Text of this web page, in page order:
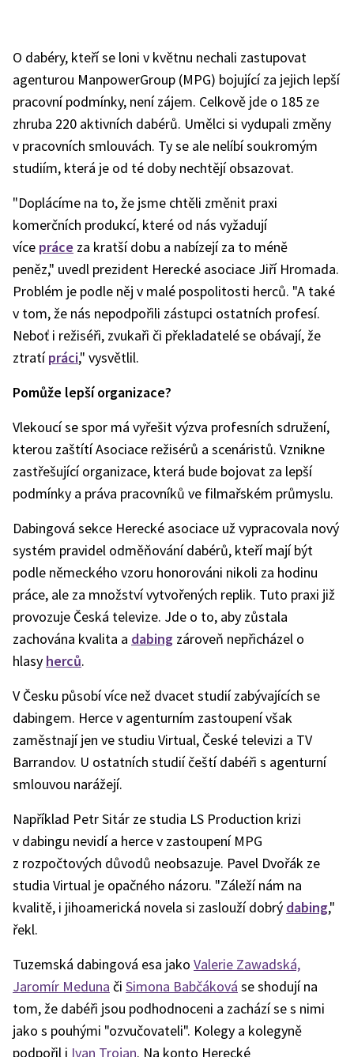
O dabéry, kteří se loni v květnu nechali zastupovat
agenturou ManpowerGroup (MPG) bojující za jejich lepší
pracovní podmínky, není zájem. Celkově jde o 185 ze
zhruba 220 aktivních dabérů. Umělci si vydupali změny
v pracovních smlouvách. Ty se ale nelíbí soukromým
studiím, která je od té doby nechtějí obsazovat.
"Doplácíme na to, že jsme chtěli změnit praxi
komerčních produkcí, které od nás vyžadují
více práce za kratší dobu a nabízejí za to méně
peněz," uvedl prezident Herecké asociace Jiří Hromada.
Problém je podle něj v malé pospolitosti herců. "A také
v tom, že nás nepodpořili zástupci ostatních profesí.
Neboť i režiséři, zvukaři či překladatelé se obávají, že
ztratípráci," vysvětlil.
Pomůže lepší organizace?
Vlekoucí se spor má vyřešit výzva profesních sdružení,
kterou zaštítí Asociace režisérů a scenáristů. Vznikne
zastřešující organizace, která bude bojovat za lepší
podmínky a práva pracovníků ve filmařském průmyslu.
Dabingová sekce Herecké asociace už vypracovala nový
systém pravidel odměňování dabérů, kteří mají být
podle německého vzoru honorováni nikoli za hodinu
práce, ale za množství vytvořených replik. Tuto praxi již
provozuje Česká televize. Jde o to, aby zůstala
zachována kvalita a dabing zároveň nepřicházel o
hlasy herců.
V Česku působí více než dvacet studií zabývajících se
dabingem. Herce v agenturním zastoupení však
zaměstnají jen ve studiu Virtual, České televizi a TV
Barrandov. U ostatních studií čeští dabéři s agenturní
smlouvou narážejí.
Například Petr Sitár ze studia LS Production krizi
v dabingu nevidí a herce v zastoupení MPG
z rozpočtových důvodů neobsazuje. Pavel Dvořák ze
studia Virtual je opačného názoru. "Záleží nám na
kvalitě, i jihoamerická novela si zaslouží dobrý dabing,"
řekl.
Tuzemská dabingová esa jako Valerie Zawadská,
Jaromír Meduna či Simona Babčáková se shodují na
tom, že dabéři jsou podhodnoceni a zachází se s nimi
jako s pouhými "ozvučovateli". Kolegy a kolegyně
podpořil i Ivan Trojan. Na konto Herecké